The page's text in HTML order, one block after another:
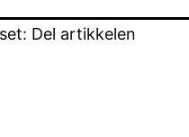
Del artikkelen